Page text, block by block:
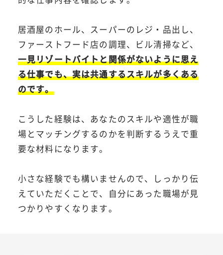
居酒屋のホール、スーパーのレジ・品出し、
ファーストフード店の調理、ビル清掃など、
一見リゾートバイトと関係がないように思え
る仕事でも、実は共通するスキルが多くある
のです。
こうした経験は、あなたのスキルや適性が職
場とマッチングするのかを判断するうえで重
要な材料になります。
小さな経験でも構いませんので、しっかり伝
えていただくことで、自分にあった職場が見
つかりやすくなります。